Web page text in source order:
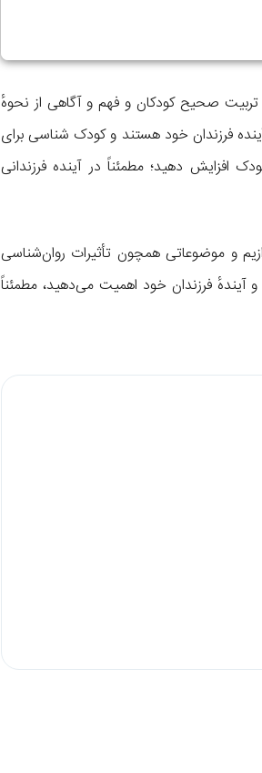
صحیح کودکان و فهم و آگاهی از نحوهٔ
فرزندان خود هستند و کودک شناسی برای
افزایش دهید؛ مطمئناً در آینده فرزندانی
و موضوعاتی همچون تأثیرات روان‌شناسی
آیندهٔ فرزندان خود اهمیت می‌دهید، مطمئناً